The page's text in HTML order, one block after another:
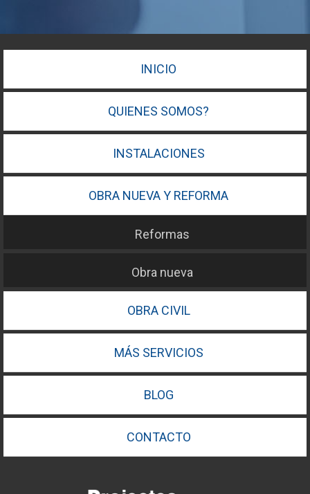
INICIO
QUIENES SOMOS?
INSTALACIONES
OBRA NUEVA Y REFORMA
Reformas
Obra nueva
OBRA CIVIL
MÁS SERVICIOS
BLOG
CONTACTO